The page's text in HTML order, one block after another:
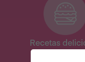
Recetas